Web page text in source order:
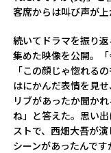
客席からは叫び声が上
続いてドラマを振り
集めた映像を公開。
「この顔じゃ惚れる
はにかんだ表情を見
リブがあったか聞か
ね」と答えた。思い
ストで、西畑大吾が
シーンがあったんで